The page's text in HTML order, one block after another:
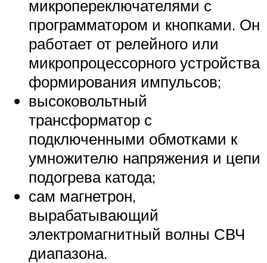
микропереключателями с
программатором и кнопками. Он
работает от релейного или
микропроцессорного устройства
формирования импульсов;
высоковольтный
трансформатор с
подключенными обмотками к
умножителю напряжения и цепи
подогрева катода;
сам магнетрон,
вырабатывающий
электромагнитный волны СВЧ
диапазона.